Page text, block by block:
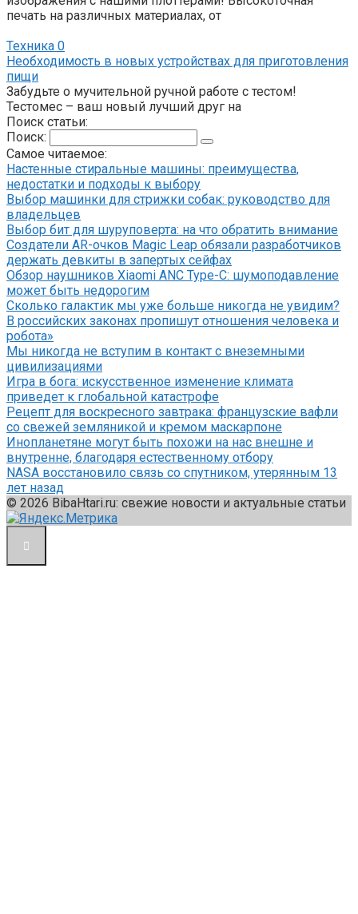
печать на различных материалах, от
Техника 0
Необходимость в новых устройствах для приготовления
пищи
Забудьте о мучительной ручной работе с тестом!
Тестомес – ваш новый лучший друг на
Поиск статьи:
Поиск:
Самое читаемое:
Настенные стиральные машины: преимущества,
недостатки и подходы к выбору
Выбор машинки для стрижки собак: руководство для
владельцев
Выбор бит для шуруповерта: на что обратить внимание
Создатели AR-очков Magic Leap обязали разработчиков
держать девкиты в запертых сейфах
Обзор наушников Xiaomi ANC Type-C: шумоподавление
может быть недорогим
Сколько галактик мы уже больше никогда не увидим?
В российских законах пропишут отношения человека и
робота»
Мы никогда не вступим в контакт с внеземными
цивилизациями
Игра в бога: искусственное изменение климата
приведет к глобальной катастрофе
Рецепт для воскресного завтрака: французские вафли
со свежей земляникой и кремом маскарпоне
Инопланетяне могут быть похожи на нас внешне и
внутренне, благодаря естественному отбору
NASA восстановило связь со спутником, утерянным 13
лет назад
© 2026 BibaHtari.ru: свежие новости и актуальные статьи